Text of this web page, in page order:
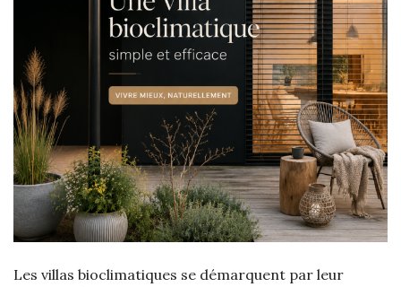
Les villas bioclimatiques se démarquent par leur